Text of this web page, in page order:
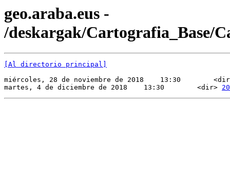
geo.araba.eus -
/deskargak/Cartografia_Base/
[Al directorio principal]
miércoles, 28 de noviembre de 2018    13:30
martes, 4 de diciembre de 2018    13:30        <dir>